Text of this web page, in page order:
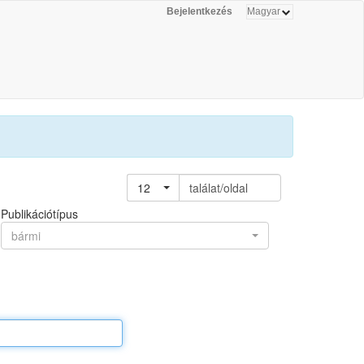
Bejelentkezés
12
találat/oldal
Publikációtípus
bármi